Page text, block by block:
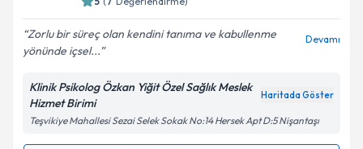
Zorlu bir süreç olan kendini tanıma ve kabullenme
yönünde içsel...
Devamı
Klinik Psikolog Özkan Yiğit Özel Sağlık Meslek
Hizmet Birimi
Haritada Göster
Teşvikiye Mahallesi Sezai Selek Sokak No:14 Hersek Apt D:5 Nişantaşı